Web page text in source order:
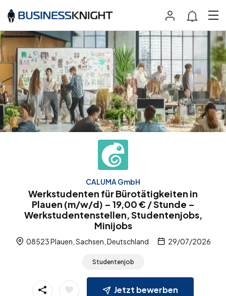
CALUMA GmbH
Werkstudenten für Bürotätigkeiten in
Plauen (m/w/d) – 19,00 € / Stunde –
Werkstudentenstellen, Studentenjobs,
Minijobs
08523 Plauen, Sachsen, Deutschland 29/07/2026
Studentenjob
Jetzt bewerben